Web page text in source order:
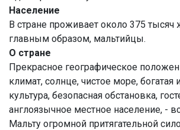
Население
В стране проживает около 375 тысяч
главным образом, мальтийцы.
О стране
Прекрасное географическое
климат, солнце, чистое море, богатая
культура, безопасная обстановка,
англоязычное местное население, -
Мальту огромной притягательной